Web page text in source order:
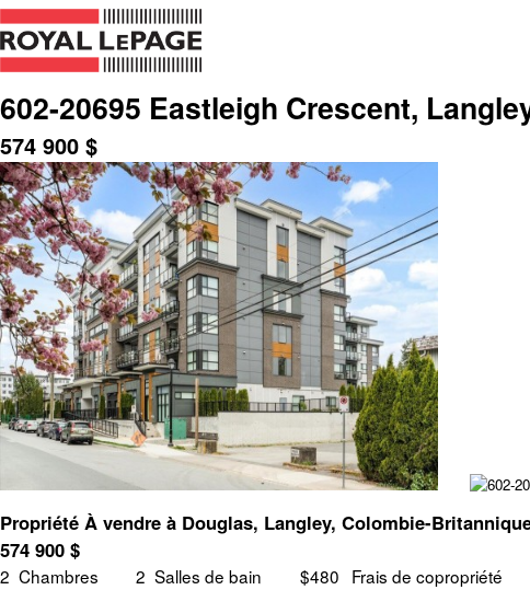
602-20695 Eastleigh Crescent,
574 900 $
Propriété À vendre à Douglas, Langley, Colombie-
574 900 $
2 Chambres 2 Salles de bain $480 Frais de copropriété